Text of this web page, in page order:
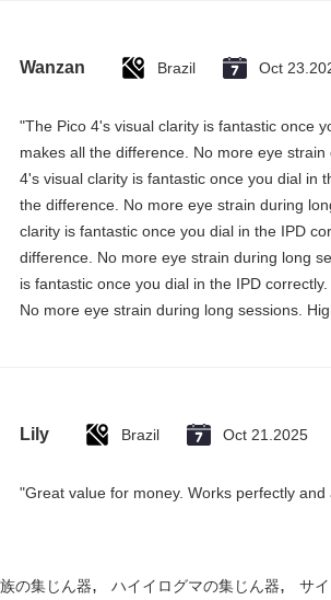
Wanzan Brazil Oct
"The Pico 4's visual clarity is fantastic once
makes all the difference. No more eye
4's visual clarity is fantastic once you dial in
the difference. No more eye strain during
clarity is fantastic once you dial in the IPD
difference. No more eye strain during long
is fantastic once you dial in the IPD
No more eye strain during long sessions.
Lily Brazil Oct 21.2025
"Great value for money. Works perfectly
の集じん器, ハイイログマの集じん器, サ